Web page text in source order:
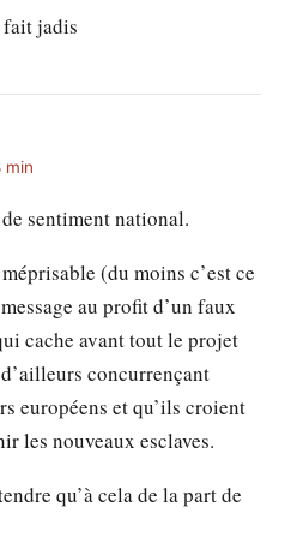
fait jadis
min
sentiment national.
(du moins c’est ce
au profit d’un faux
cache avant tout le projet
concurrençant
européens et qu’ils croient
les nouveaux esclaves.
qu’à cela de la part de